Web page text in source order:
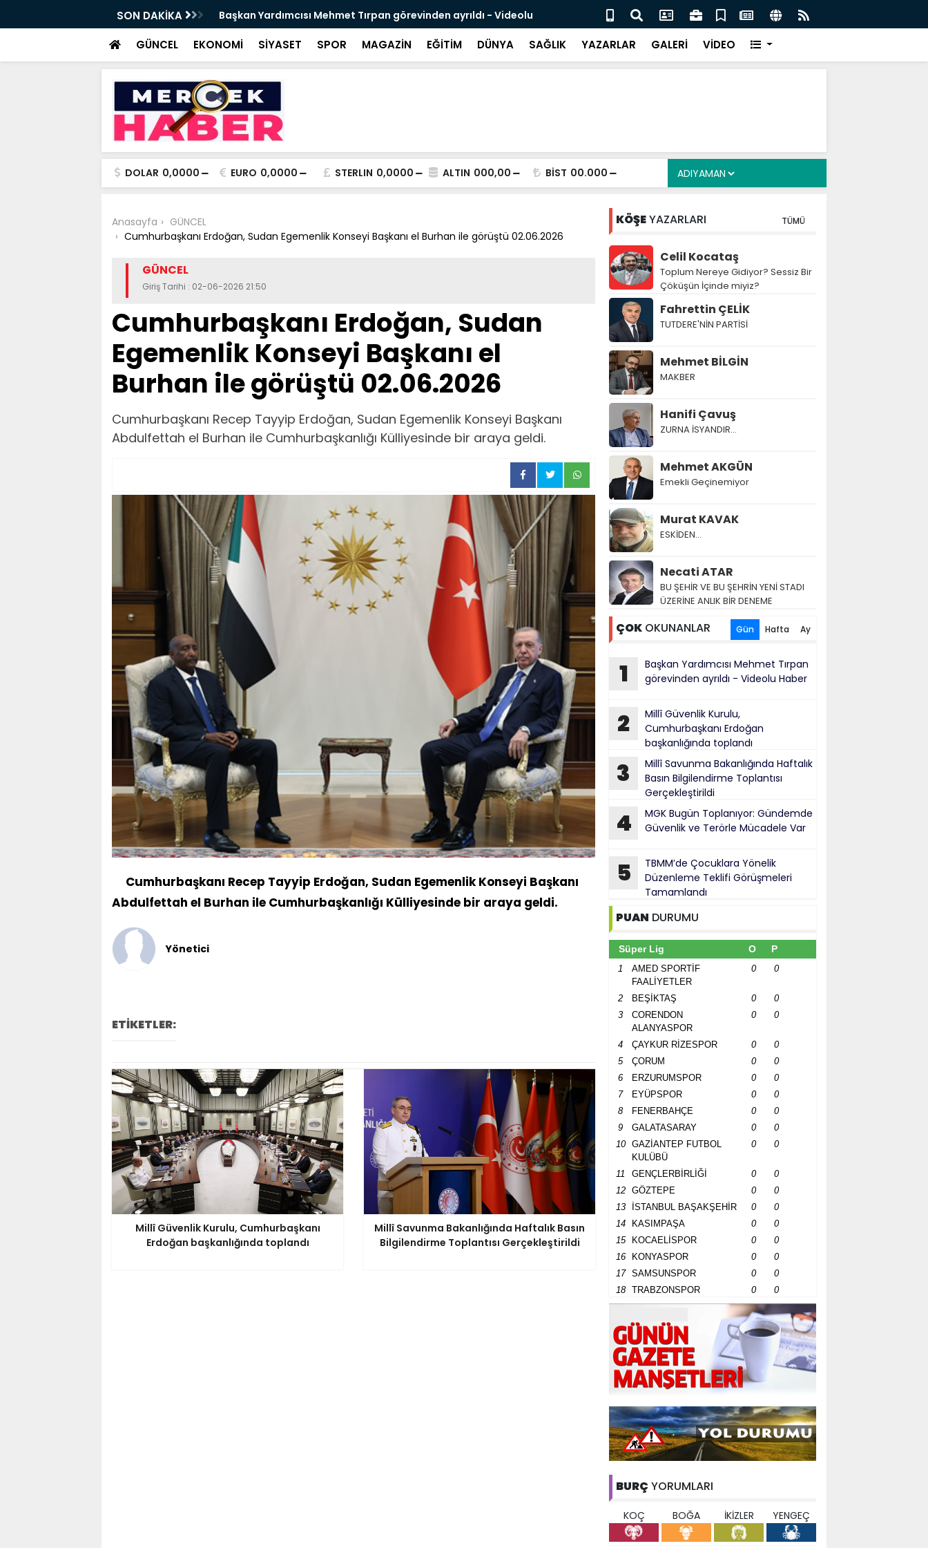
SON DAKİKA
Haftalık Basın Bilgilendirme Toplantısı
Başkan Yardımcısı Mehmet Tırpan görevinden ayrıldı - Videolu
Haber
Cevdet Yılmaz: Nitelikli İnsan Kaynağı İçin Milli Yetkinlik Hamlesi
GÜNCEL EKONOMİ SİYASET SPOR MAGAZİN EĞİTİM DÜNYA SAĞLIK YAZARLAR GALERİ VİDEO
DOLAR 0,0000 EURO 0,0000 STERLIN 0,0000 ALTIN 000,00 BİST 00.000
Anasayfa
GÜNCEL
Cumhurbaşkanı Erdoğan, Sudan Egemenlik Konseyi Başkanı el Burhan ile görüştü 02.06.2026
GÜNCEL
Giriş Tarihi : 02-06-2026 21:50
Cumhurbaşkanı Erdoğan, Sudan
Egemenlik Konseyi Başkanı el
Burhan ile görüştü 02.06.2026
Cumhurbaşkanı Recep Tayyip Erdoğan, Sudan Egemenlik Konseyi Başkanı
Abdulfettah el Burhan ile Cumhurbaşkanlığı Külliyesinde bir araya geldi.
Cumhurbaşkanı Recep Tayyip Erdoğan, Sudan Egemenlik Konseyi Başkanı
Abdulfettah el Burhan ile Cumhurbaşkanlığı Külliyesinde bir araya geldi.
Yönetici
ETİKETLER:
Millî Güvenlik Kurulu, Cumhurbaşkanı
Erdoğan başkanlığında toplandı
Millî Savunma Bakanlığında Haftalık Basın
Bilgilendirme Toplantısı Gerçekleştirildi
KÖŞEYAZARLARI TÜMÜ
Celil Kocataş
Toplum Nereye Gidiyor? Sessiz Bir
Çöküşün İçinde miyiz?
Fahrettin ÇELİK
TUTDERE'NİN PARTİSİ
Mehmet BİLGİN
MAKBER
Hanifi Çavuş
ZURNA İSYANDIR...
Mehmet AKGÜN
Emekli Geçinemiyor
Murat KAVAK
ESKİDEN...
Necati ATAR
BU ŞEHİR VE BU ŞEHRİN YENİ STADI
ÜZERİNE ANLIK BİR DENEME
ÇOK OKUNANLAR Gün Hafta Ay
1
Başkan Yardımcısı Mehmet Tırpan
görevinden ayrıldı - Videolu Haber
2
Millî Güvenlik Kurulu,
Cumhurbaşkanı Erdoğan
başkanlığında toplandı
3
Millî Savunma Bakanlığında Haftalık
Basın Bilgilendirme Toplantısı
Gerçekleştirildi
4
MGK Bugün Toplanıyor: Gündemde
Güvenlik ve Terörle Mücadele Var
5
TBMM’de Çocuklara Yönelik
Düzenleme Teklifi Görüşmeleri
Tamamlandı
PUAN DURUMU
Süper Lig O P
1
AMED SPORTİF
FAALİYETLER
0 0
2 BEŞİKTAŞ 0
0
3
CORENDON
ALANYASPOR
0 0
4 ÇAYKUR RİZESPOR 0
0
5
ÇORUM 0
0
6
ERZURUMSPOR 0
0
7
EYÜPSPOR 0
0
8
FENERBAHÇE 0
0
9
GALATASARAY 0
0
10
GAZİANTEP FUTBOL
KULÜBÜ
0 0
11 GENÇLERBİRLİĞİ 0
0
12
GÖZTEPE 0
0
13
İSTANBUL BAŞAKŞEHİR 0
0
14
KASIMPAŞA 0
0
15
KOCAELİSPOR 0
0
16
KONYASPOR 0
0
17
SAMSUNSPOR 0
0
18
TRABZONSPOR 0 0
BURÇ YORUMLARI
KOÇ BOĞA İKİZLER YENGEÇ